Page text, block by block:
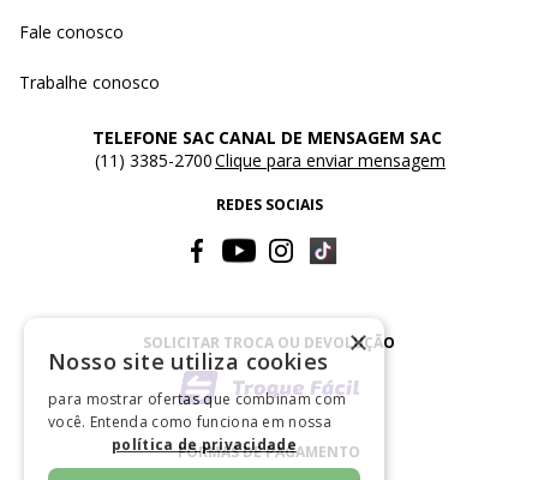
Fale conosco
Trabalhe conosco
TELEFONE SAC
(11) 3385-2700
CANAL DE MENSAGEM SAC
Clique para enviar mensagem
REDES SOCIAIS
SOLICITAR TROCA OU DEVOLUÇÃO
FORMAS DE PAGAMENTO
×
Nosso site utiliza cookies
para mostrar ofertas que combinam com
você. Entenda como funciona em nossa
política de privacidade